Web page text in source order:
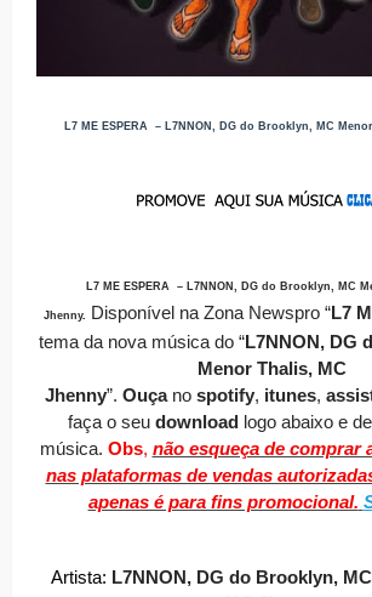
L7 ME ESPERA – L7NNON, DG do Brooklyn, MC
L7 ME ESPERA – L7NNON, DG do Brooklyn, MC
Jhenny. Disponível na Zona Newspro “L7
tema da nova música do “L7NNON, DG
Menor Thalis, MC
Jhenny”. Ouçano spotify, itunes,
faça o seu download logo abaixo e
música. Obs, não esqueça de comprar
nas plataformas de vendas
apenas é para fins promocional.
Artista: L7NNON, DG do Brooklyn,